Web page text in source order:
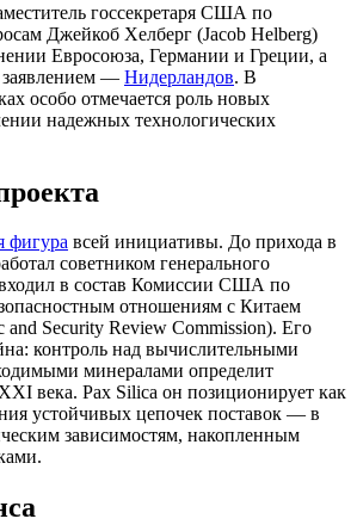
госсекретаря США по
Джейкоб Хелберг (Jacob Helberg)
Евросоюза, Германии и Греции, а
— Нидерландов. В
особо отмечается роль новых
надежных технологических
фигура всей инициативы. До прихода в
советником генерального
в состав Комиссии США по
отношениям с Китаем
and Security Review Commission). Его
контроль над вычислительными
минералами определит
века. Pax Silica он позиционирует как
устойчивых цепочек поставок — в
зависимостям, накопленным